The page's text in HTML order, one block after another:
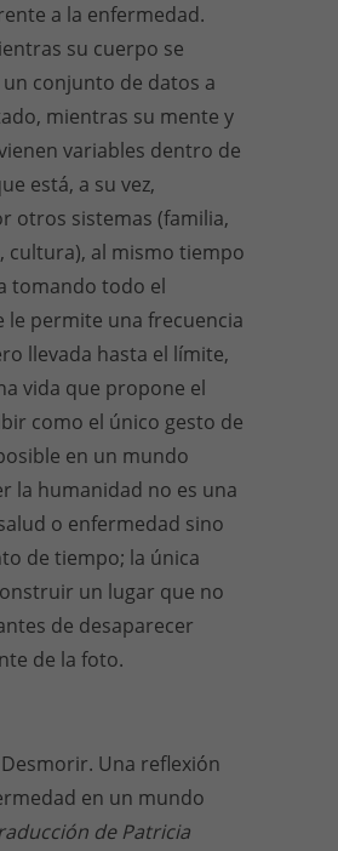
a la enfermedad.
su cuerpo se
conjunto de datos a
mientras su mente y
variables dentro de
está, a su vez,
otros sistemas (familia,
cultura), al mismo tiempo
tomando todo el
le permite una frecuencia
llevada hasta el límite,
vida que propone el
como el único gesto de
en un mundo
la humanidad no es una
o enfermedad sino
de tiempo; la única
un lugar que no
de desaparecer
de la foto.
Desmorir. Una reflexión
en un mundo
de Patricia